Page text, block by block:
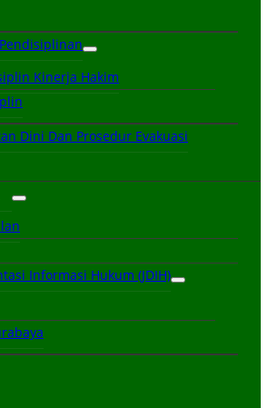
Kinerja Hakim
Dini Dan Prosedur Evakuasi
Informasi Hukum (JDIH)